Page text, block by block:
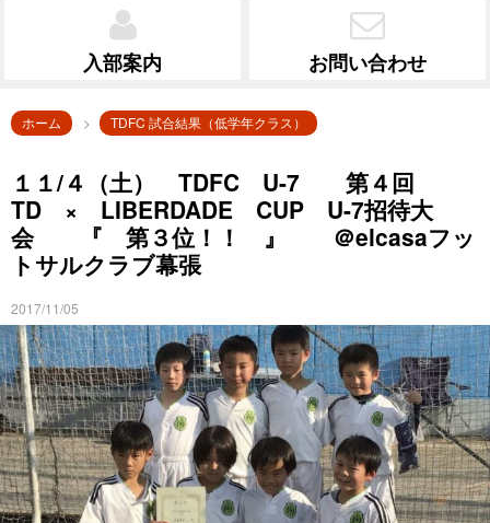
入部案内 お問い合わせ
ホーム TDFC 試合結果（低学年クラス）
１１/４（土） TDFC U-7 第４回
TD × LIBERDADE CUP U-7招待大
会 『 第３位！！ 』 ＠elcasaフッ
トサルクラブ幕張
2017/11/05